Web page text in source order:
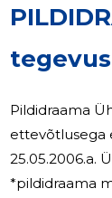
Pildidraama
ettevõtlusega ei tegele.
25.05.2006.a. Ühingu tegevuse eesmärgid on:
*pildidraama